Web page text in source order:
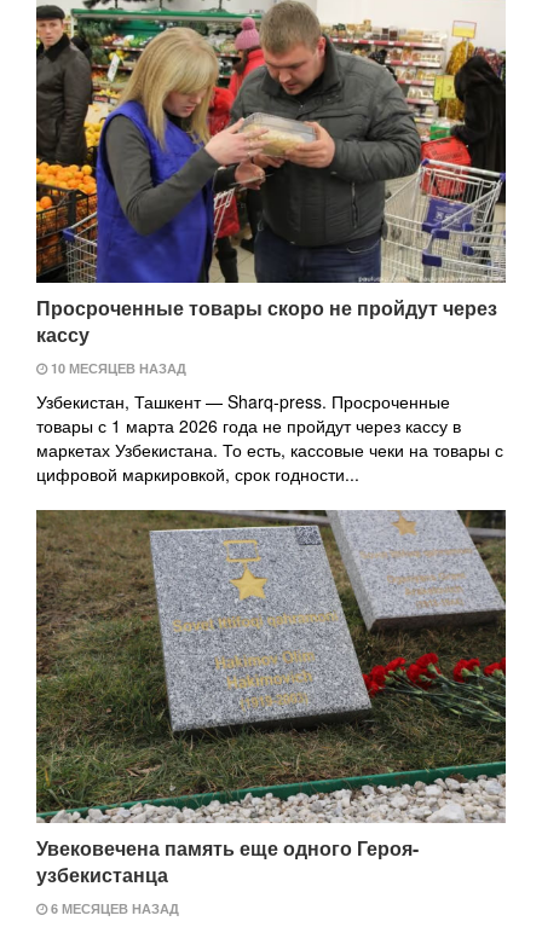
Просроченные товары скоро не пройдут через
кассу
10 МЕСЯЦЕВ НАЗАД
Узбекистан, Ташкент — Sharq-press. Просроченные
товары с 1 марта 2026 года не пройдут через кассу в
маркетах Узбекистана. То есть, кассовые чеки на товары с
цифровой маркировкой, срок годности...
Увековечена память еще одного Героя-
узбекистанца
6 МЕСЯЦЕВ НАЗАД